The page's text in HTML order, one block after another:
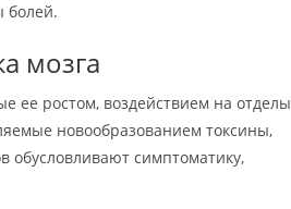
болей.
мозга
ее ростом, воздействием на отделы
новообразованием токсины,
обусловливают симптоматику,